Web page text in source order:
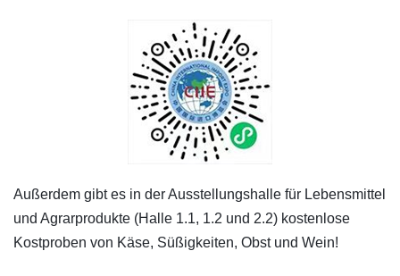
Außerdem gibt es in der Ausstellungshalle für Lebensmittel
und Agrarprodukte (Halle 1.1, 1.2 und 2.2) kostenlose
Kostproben von Käse, Süßigkeiten, Obst und Wein!